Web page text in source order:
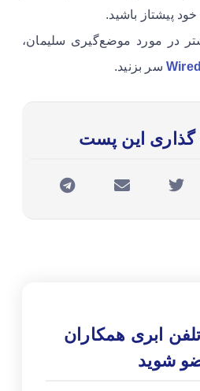
خود پیشتاز باشید.
در مورد موضع‌گیری سلیمان،
سر بزنید.
گذاری این پست
ابری همکاران
شوید